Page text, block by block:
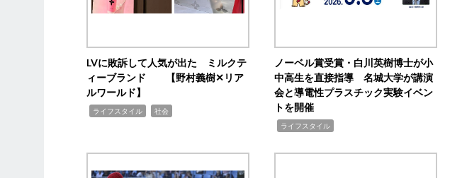
LVに敗訴して人気が出た ミルクテ
ィーブランド 【野村義樹✕リア
ルワールド】
ライフスタイル 社会
ノーベル賞受賞・白川英樹博士が小
中高生を直接指導 名城大学が講演
会と導電性プラスチック実験イベン
トを開催
ライフスタイル